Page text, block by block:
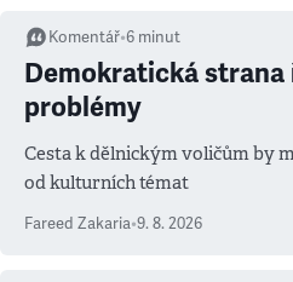
Komentář•6 minut
Demokratická strana
problémy
Cesta k dělnickým voličům by
od kulturních témat
Fareed Zakaria•9. 8. 2026